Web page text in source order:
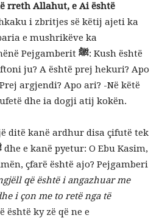
rreth Allahut, e Ai është
i zbritjes së këtij ajeti ka
e mushrikëve ka
Pejgamberit ﷺ: Kush është
ju? A është prej hekuri? Apo
argjendi? Apo ari? -Në këtë
dhe ia dogji atij kokën.
ditë kanë ardhur disa çifutë tek
dhe e kanë pyetur: O Ebu Kasim,
çfarë është ajo? Pejgamberi
që është i angazhuar me
i çon me to retë nga të
është ky zë që ne e